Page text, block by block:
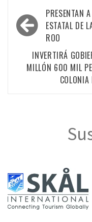
Navegación
de
entradas
PRESENTAN
ESTATAL DE
ROO
INVERTIRÁ
MILLÓN 600 MIL